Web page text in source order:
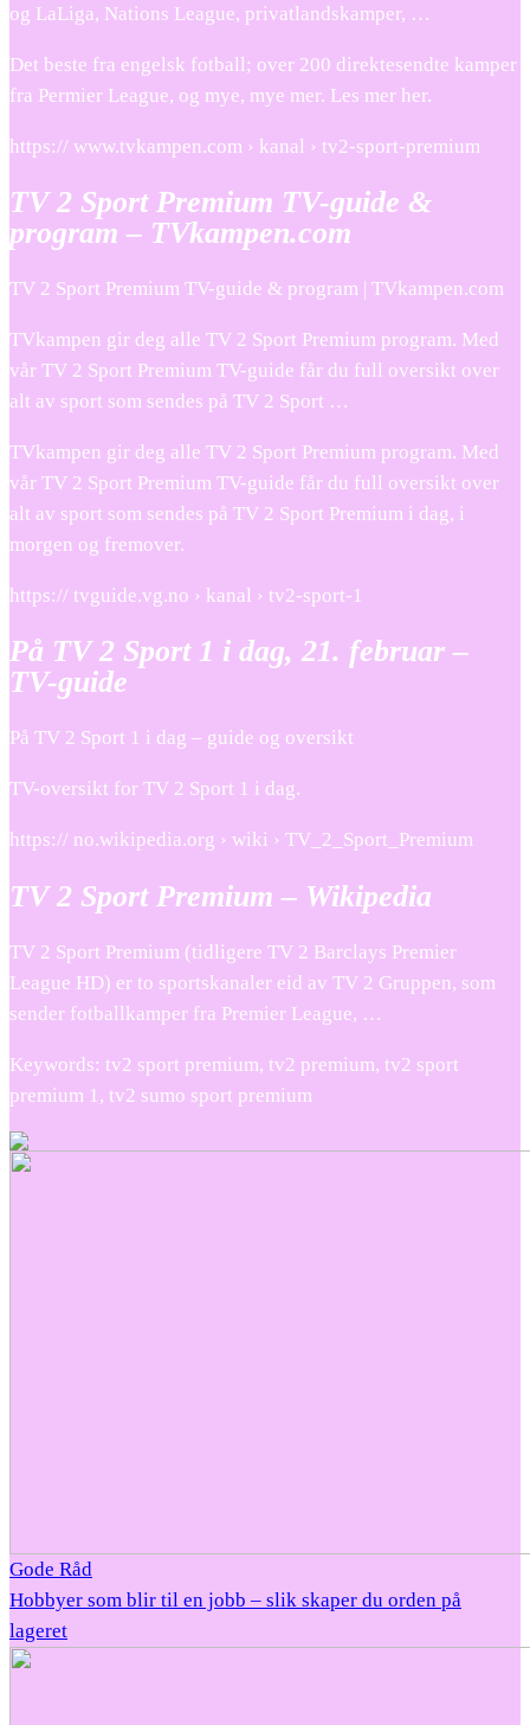
og LaLiga, Nations League, privatlandskamper, …
Det beste fra engelsk fotball; over 200 direktesendte kamper
fra Permier League, og mye, mye mer. Les mer her.
https:// www.tvkampen.com › kanal › tv2-sport-premium
TV 2 Sport Premium TV-guide &
program – TVkampen.com
TV 2 Sport Premium TV-guide & program | TVkampen.com
TVkampen gir deg alle TV 2 Sport Premium program. Med
vår TV 2 Sport Premium TV-guide får du full oversikt over
alt av sport som sendes på TV 2 Sport …
TVkampen gir deg alle TV 2 Sport Premium program. Med
vår TV 2 Sport Premium TV-guide får du full oversikt over
alt av sport som sendes på TV 2 Sport Premium i dag, i
morgen og fremover.
https:// tvguide.vg.no › kanal › tv2-sport-1
På TV 2 Sport 1 i dag, 21. februar –
TV-guide
På TV 2 Sport 1 i dag – guide og oversikt
TV-oversikt for TV 2 Sport 1 i dag.
https:// no.wikipedia.org › wiki › TV_2_Sport_Premium
TV 2 Sport Premium – Wikipedia
TV 2 Sport Premium (tidligere TV 2 Barclays Premier
League HD) er to sportskanaler eid av TV 2 Gruppen, som
sender fotballkamper fra Premier League, …
Keywords: tv2 sport premium, tv2 premium, tv2 sport
premium 1, tv2 sumo sport premium
Gode Råd
Hobbyer som blir til en jobb – slik skaper du orden på
lageret